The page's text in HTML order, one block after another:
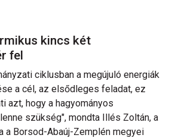
kincs két
fel
ciklusban a megújuló energiák
a cél, az elsődleges feladat, ez
azt, hogy a hagyományos
szükség", mondta Illés Zoltán, a
a Borsod-Abaúj-Zemplén megyei